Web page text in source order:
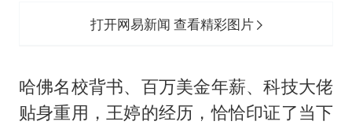
打开网易新闻 查看精彩图片
哈佛名校背书、百万美金年薪、科技大佬
贴身重用，王婷的经历，恰恰印证了当下